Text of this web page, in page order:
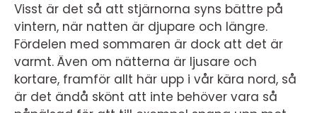
Visst är det så att stjärnorna syns bättre på
vintern, när natten är djupare och längre.
Fördelen med sommaren är dock att det är
varmt. Även om nätterna är ljusare och
kortare, framför allt här upp i vår kära nord, så
är det ändå skönt att inte behöver vara så